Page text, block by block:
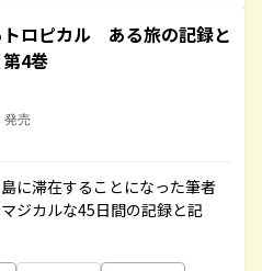
トロピカル ある旅の記録と
4巻
発売
に滞在することになった筆者
ジカルな45日間の記録と記